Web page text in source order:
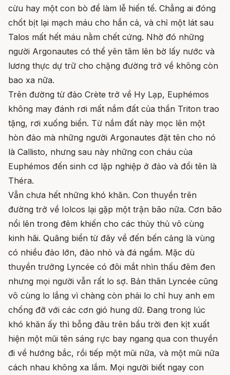
cừu hay một con bò để làm lễ hiến tế. Chẳng ai đóng
chốt bịt lại mạch máu cho hắn cả, và chỉ một lát sau
Talos mất hết máu nằm chết cứng. Nhờ đó những
người Argonautes có thể yên tâm lên bờ lấy nước và
lương thực dự trữ cho chặng đường trở về không còn
bao xa nữa.
Trên đường từ đảo Crète trở về Hy Lạp, Euphémos
không may đánh rơi mất nắm đất của thần Triton trao
tặng, rơi xuống biển. Từ nắm đất này mọc lên một
hòn đảo mà những người Argonautes đặt tên cho nó
là Callisto, nhưng sau này những con cháu của
Euphémos đến sinh cơ lập nghiệp ở đảo và đổi tên là
Théra.
Vẫn chưa hết những khó khăn. Con thuyền trên
đường trở về Iolcos lại gặp một trận bão nữa. Cơn bão
nổi lên trong đêm khiến cho các thủy thủ vô cùng
kinh hãi. Quãng biển từ đây về đến bến cảng là vùng
có nhiều đảo lớn, đảo nhỏ và đá ngầm. Mặc dù
thuyền trưởng Lyncée có đôi mắt nhìn thấu đêm đen
nhưng mọi người vẫn rất lo sợ. Bản thân Lyncée cũng
vô cùng lo lắng vì chàng còn phải lo chỉ huy anh em
chống đỡ với các cơn gió hung dữ. Đang trong lúc
khó khăn ấy thì bỗng đâu trên bầu trời đen kịt xuất
hiện một mũi tên sáng rực bay ngang qua con thuyền
đi về hướng bắc, rồi tiếp một mũi nữa, và một mũi nữa
cách nhau không xa lắm. Mọi người biết ngay con